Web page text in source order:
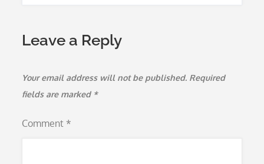
Leave a Reply
Your email address will not be published. Required
fields are marked *
Comment *